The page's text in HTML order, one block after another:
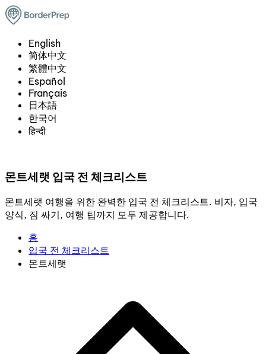
English
简体中文
繁體中文
Español
Français
日本語
한국어
हिन्दी
몬트세랫 입국 전 체크리스트
몬트세랫 여행을 위한 완벽한 입국 전 체크리스트. 비자, 입국
양식, 짐 싸기, 여행 팁까지 모두 제공합니다.
홈
입국 전 체크리스트
몬트세랫